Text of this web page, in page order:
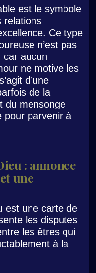
est le symbole
relations
Ce type
n’est pas
car aucun
ne motive les
d’une
de la
du mensonge
pour parvenir à
: annonce
une
est une carte de
les disputes
les êtres qui
à la